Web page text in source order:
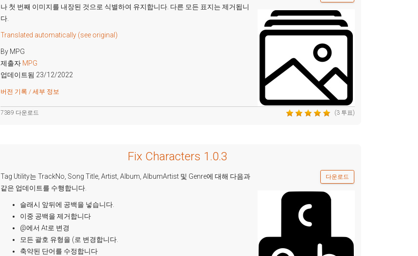
나 첫 번째 이미지를 내장된 것으로 식별하여 유지합니다. 다른 모든 표지는 제거됩니
다.
Translated automatically (see original)
By MPG
제출자 MPG
업데이트됨 23/12/2022
버전 기록 / 세부 정보
(3 투표)
7389 다운로드
Fix Characters 1.0.3
다운로드
Tag Utility는 TrackNo, Song Title, Artist, Album, AlbumArtist 및 Genre에 대해 다음과
같은 업데이트를 수행합니다.
슬래시 앞뒤에 공백을 넣습니다.
이중 공백을 제거합니다
@에서 At로 변경
모든 괄호 유형을 (로 변경합니다.
축약된 단어를 수정합니다